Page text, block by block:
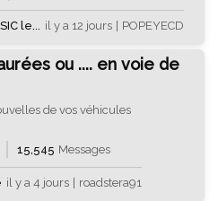
il y a 12 jours POPEYECD
le...
ou .... en voie de
de vos véhicules
15,545 Messages
il y a 4 jours | roadstera91